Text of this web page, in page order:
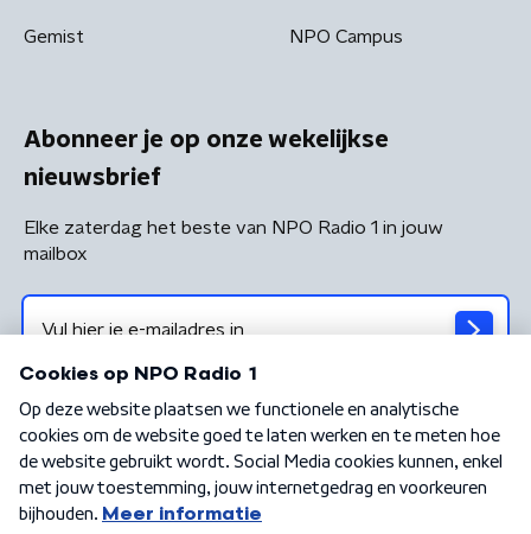
Gemist NPO Campus
Abonneer je op onze wekelijkse
nieuwsbrief
Elke zaterdag het beste van NPO Radio 1 in jouw
mailbox
Algemene voorwaarden